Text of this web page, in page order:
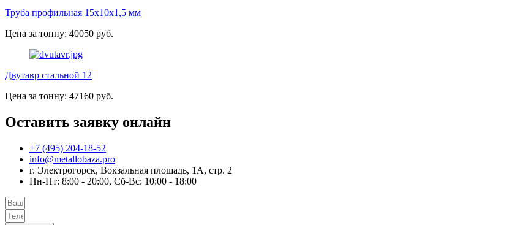
Труба профильная 15х10х1,5 мм
Цена за тонну: 40050 руб.
Двутавр стальной 12
Цена за тонну: 47160 руб.
Оставить заявку онлайн
+7 (495) 204-18-52
info@metallobaza.pro
г. Электрогорск, Вокзальная площадь, 1А, стр. 2
Пн-Пт: 8:00 - 20:00, Сб-Вс: 10:00 - 18:00